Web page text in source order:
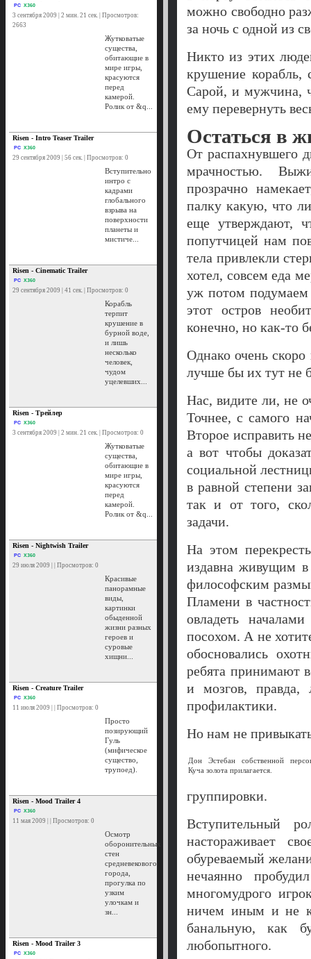
PC X360
3 сентября 2009 | 2 мин. 21 сек. | Просмотров:
2663
Жутковатые
существа,
обитающие в
мире игры,
красуются
перед
камерой.
Ролик от &q...
Risen - Intro Teaser Trailer
PC X360
29 сентября 2009 | 56 сек. | Просмотров: 0
Вступительно
интро с
кадрами
глобального
взрыва на
поверхности
планеты и
мистиче...
Risen - Cinematic Trailer
PC X360
29 сентября 2009 | 41 сек. | Просмотров: 0
Корабль
терпит
крушение в
бурной воде,
и лишь
несколько
человек,
чудом
уцелевших...
Risen - Трейлер
PC X360
3 сентября 2009 | 2 мин. 21 сек. | Просмотров: 0
Жутковатые
существа,
обитающие в
мире игры,
красуются
перед
камерой.
Ролик от &q...
Risen - Nightwish Trailer
PC X360
29 июля 2009 | | Просмотров: 0
Красивые
панорамные
виды,
картинки
обыденной
жизни разных
героев и
суровые
хищни...
Risen - Creature Trailer
PC X360
11 июля 2009 | | Просмотров: 0
Просто
позирующий
Гуль
(мифическое
существо,
трупоед).
Risen - Mood Trailer 4
PC X360
11 мая 2009 | | Просмотров: 0
Осмотр
оборонительных
стен
средневекового
города,
прогулка по
узким
улочкам и
зн...
Risen - Mood Trailer 3
PC X360
можно свободно
за ночь с одной из
Никто из этих
крушение корабль,
Сарой, и мужчина,
ему перевернуть
Остаться в
От распахнувшего
мрачностью.
прозрачно
палку какую, что
еще утверждают,
попутчицей нам
тела привлекли
хотел, совсем еда
уж потом
этот остров
конечно, но как-то
Однако очень
лучше бы их тут не
Нас, видите ли, не
Точнее, с самого
Второе исправить
а вот чтобы
социальной
в равной степени
так и от того,
задачи.
На этом
издавна живущим
философским
Пламени в
овладеть
посохом. А не
обосновались
ребята принимают
и мозгов, правда,
профилактики.
Но нам не
Дон Эстебан собственной
Куча золота прилагается.
группировки.
Вступительный
настораживает
обуреваемый
нечаянно
многомудрого
ничем иным и не
банальную, как
любопытного.